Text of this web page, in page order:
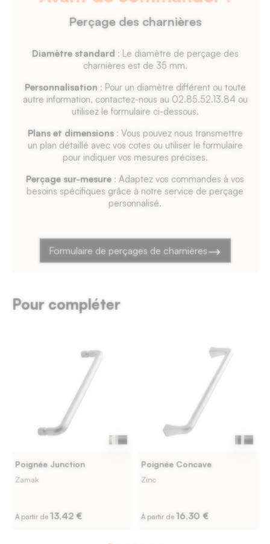
Perçage des charnières
Diamètre standard : Le diamètre de perçage des
charnières est de 35 mm.
Personnalisation : Pour un diamètre différent ou toute
autre information, contactez-nous au 02.85.52.13.84 ou
utilisez le formulaire ci-dessous.
Plans et dimensions: Vous pouvez nous transmettre
un plan détaillé avec vos cotes ou utiliser le formulaire
pour indiquer vos mesures précises.
Perçage sur-mesure : Adaptez vos commandes à vos
besoins spécifiques grâce à notre service de perçage
personnalisé.
Formulaire de perçages de charnières
Pour compléter
Poignée Junction
Zamak
À partir de 13,42 €
Poignée Concave
Zinc
À partir de 16,30 €